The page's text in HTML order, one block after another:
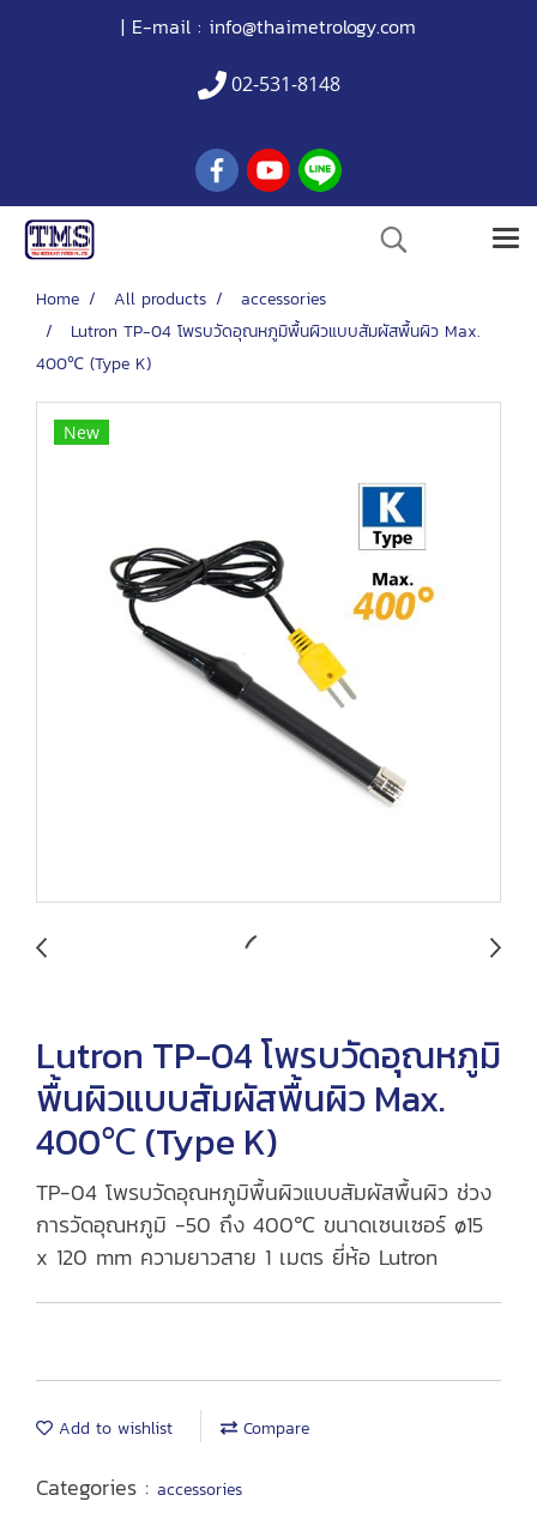
| E-mail : info@thaimetrology.com
02-531-8148
Home All products
accessories
Lutron TP-04 โพรบวัดอุณหภูมิพื้นผิวแบบสัมผัสพื้นผิว Max.
400℃ (Type K)
New
Lutron TP-04 โพรบวัดอุณหภูมิ
พื้นผิวแบบสัมผัสพื้นผิว Max.
400℃ (Type K)
TP-04 โพรบวัดอุณหภูมิพื้นผิวแบบสัมผัสพื้นผิว ช่วง
การวัดอุณหภูมิ -50 ถึง 400℃ ขนาดเซนเซอร์ ø15
x 120 mm ความยาวสาย 1 เมตร ยี่ห้อ Lutron
Add to wishlist Compare
Categories : accessories